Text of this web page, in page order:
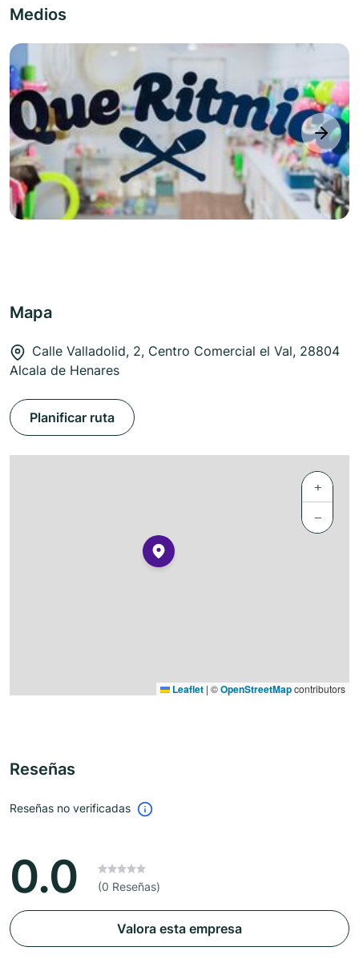
Medios
next
Mapa
Calle Valladolid, 2, Centro Comercial el Val, 28804
Alcala de Henares
Planificar ruta
+
−
Leaflet | ©OpenStreetMapcontributors
Reseñas
Reseñas no verificadas
0.0 (0 Reseñas)
Valora esta empresa